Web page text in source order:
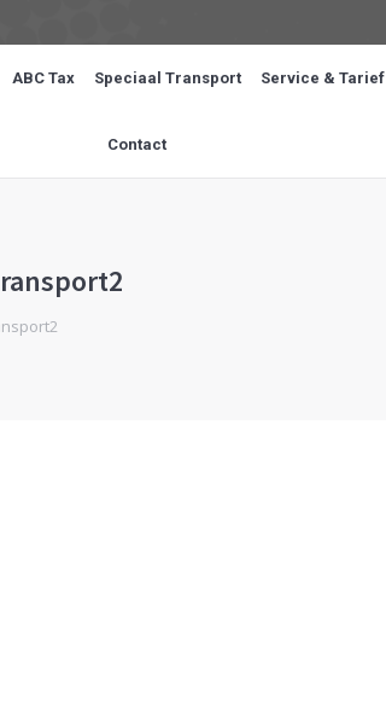
ABC Tax Speciaal Transport Service & Tarief
Contact